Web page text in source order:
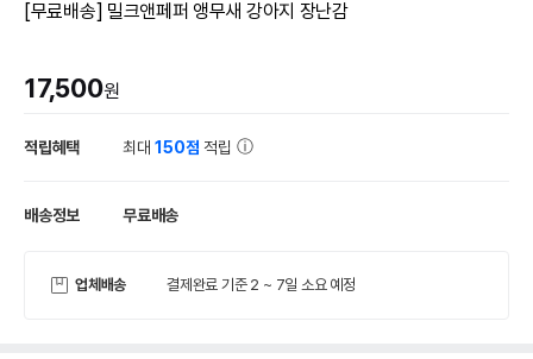
[무료배송] 밀크앤페퍼 앵무새 강아지 장난감
17,500원
적립혜택 최대150점 적립
배송정보 무료배송
업체배송 결제완료 기준 2 ~ 7일 소요 예정